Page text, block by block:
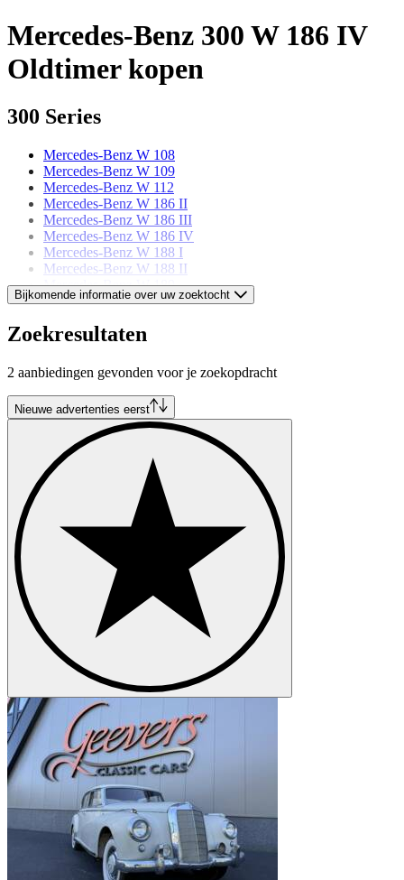
Mercedes-Benz 300 W 186 IV
Oldtimer kopen
300 Series
Mercedes-Benz W 108
Mercedes-Benz W 109
Mercedes-Benz W 112
Mercedes-Benz W 186 II
Mercedes-Benz W 186 III
Mercedes-Benz W 186 IV
Mercedes-Benz W 188 I
Mercedes-Benz W 188 II
Mercedes-Benz W 189
Mercedes-Benz models
Mercedes-Benz 170
Mercedes-Benz 190
Mercedes-Benz 220
Mercedes-Benz 250
Mercedes-Benz 280
Mercedes-Benz E-Class
Mercedes-Benz G-Class
Mercedes-Benz Ponton
Mercedes-Benz S-Class
Mercedes-Benz SL-Class
Mercedes-Benz SLK
Bijkomende informatie over uw zoektocht
Zoekresultaten
2 aanbiedingen gevonden voor je zoekopdracht
Nieuwe advertenties eerst